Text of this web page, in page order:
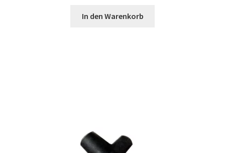
In den Warenkorb